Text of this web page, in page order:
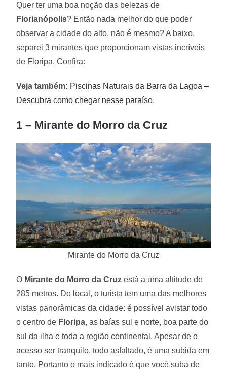
Quer ter uma boa noção das belezas de
Florianópolis? Então nada melhor do que poder
observar a cidade do alto, não é mesmo? A baixo,
separei 3 mirantes que proporcionam vistas incríveis
de Floripa. Confira:
Veja também: Piscinas Naturais da Barra da Lagoa –
Descubra como chegar nesse paraíso.
1 – Mirante do Morro da Cruz
Mirante do Morro da Cruz
O Mirante do Morro da Cruz está a uma altitude de
285 metros. Do local, o turista tem uma das melhores
vistas panorâmicas da cidade: é possível avistar todo
o centro de Floripa, as baías sul e norte, boa parte do
sul da ilha e toda a região continental. Apesar de o
acesso ser tranquilo, todo asfaltado, é uma subida em
tanto. Portanto o mais indicado é que você suba de